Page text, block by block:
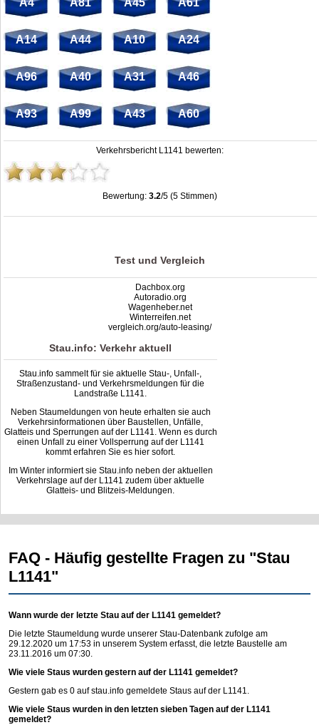
A4 A81 A45 A61
A14 A44 A10 A24
A96 A40 A31 A46
A93 A99 A43 A60
Verkehrsbericht L1141 bewerten:
Bewertung:3.2/5 (5 Stimmen)
Stau L1141: Unfälle, Sperrung & Baustellen | Staumelder L1141 ,3.2out of5
Test und Vergleich
Dachbox.org
Autoradio.org
Wagenheber.net
Winterreifen.net
vergleich.org/auto-leasing/
Stau.info: Verkehr aktuell
Stau.info sammelt für sie aktuelle Stau-, Unfall-,
Straßenzustand- und Verkehrsmeldungen für die
Landstraße L1141.
Neben Staumeldungen von heute erhalten sie auch
Verkehrsinformationen über Baustellen, Unfälle,
Glatteis und Sperrungen auf der L1141. Wenn es durch
einen Unfall zu einer Vollsperrung auf der L1141
kommt erfahren Sie es hier sofort.
Im Winter informiert sie Stau.info neben der aktuellen
Verkehrslage auf der L1141 zudem über aktuelle
Glatteis- und Blitzeis-Meldungen.
FAQ - Häufig gestellte Fragen zu "Stau
L1141"
Wann wurde der letzte Stau auf der L1141 gemeldet?
Die letzte Staumeldung wurde unserer Stau-Datenbank zufolge am
29.12.2020 um 17:53 in unserem System erfasst, die letzte Baustelle am
23.11.2016 um 07:30.
Wie viele Staus wurden gestern auf der L1141 gemeldet?
Gestern gab es 0 aufstau.info gemeldete Staus auf der L1141.
Wie viele Staus wurden in den letzten sieben Tagen auf der L1141
gemeldet?